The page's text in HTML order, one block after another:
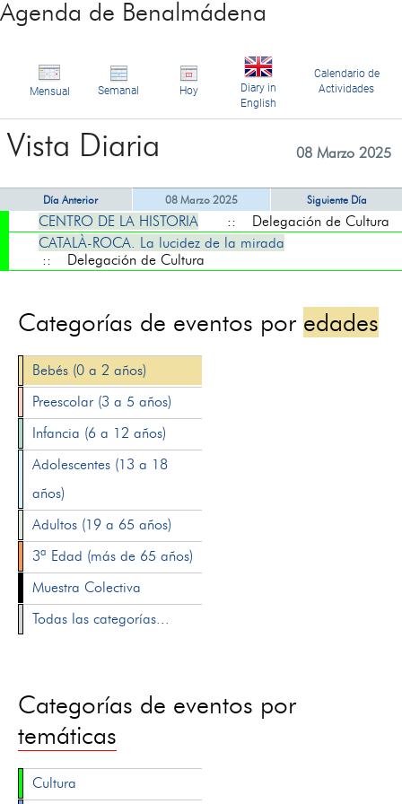
Agenda de Benalmádena
Mensual Semanal Hoy
Diary in
English
Calendario de
Actividades
Vista Diaria 08 Marzo 2025
Día Anterior 08 Marzo 2025 Siguiente Día
CENTRO DE LA HISTORIA
:: Delegación de Cultura
CATALÀ-ROCA. La lucidez de la mirada
:: Delegación de Cultura
Categorías de eventos por edades
Bebés (0 a 2 años)
Preescolar (3 a 5 años)
Infancia (6 a 12 años)
Adolescentes (13 a 18
años)
Adultos (19 a 65 años)
3ª Edad (más de 65 años)
Muestra Colectiva
Todas las categorías...
Categorías de eventos por
temáticas
Cultura